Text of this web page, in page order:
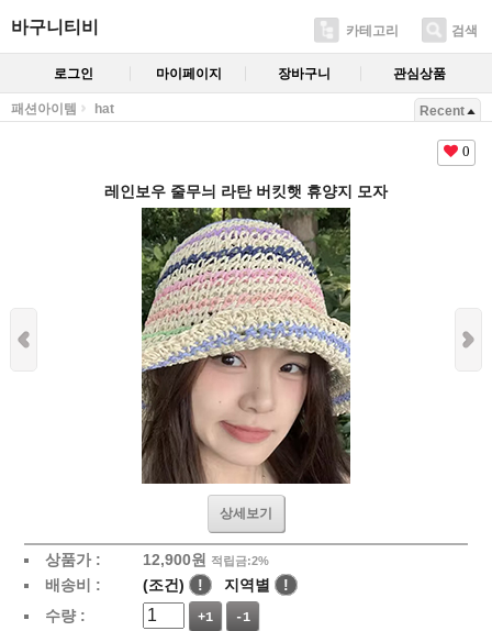
바구니티비 카테고리 검색
로그인 마이페이지 장바구니 관심상품
패션아이템 hat Recent
0
레인보우 줄무늬 라탄 버킷햇 휴양지 모자
상세보기
상품가 : 12,900원 적립금:2%
배송비 : (조건) ! 지역별
!
수량 :
+1 -1